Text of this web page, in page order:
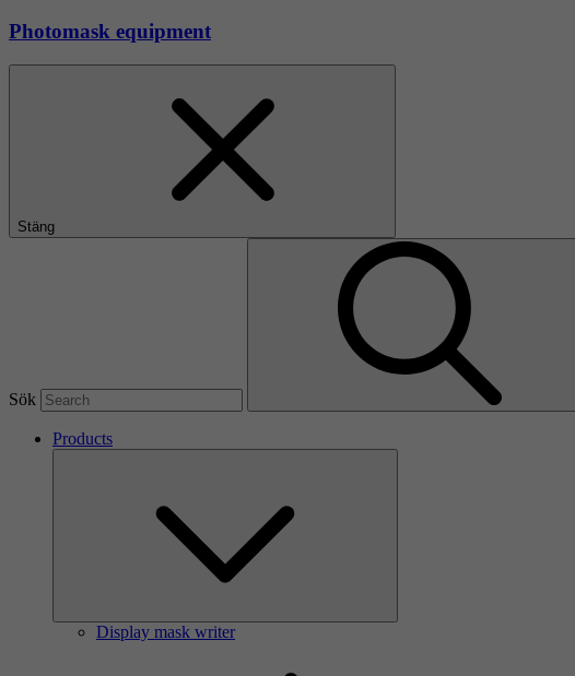
Photomask equipment
Stäng
Sök
Products
Display mask writer